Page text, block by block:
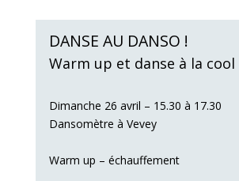
DANSE AU DANSO !
Warm up et danse à la cool
Dimanche 26 avril – 15.30 à 17.30
Dansomètre à Vevey
Warm up – échauffement